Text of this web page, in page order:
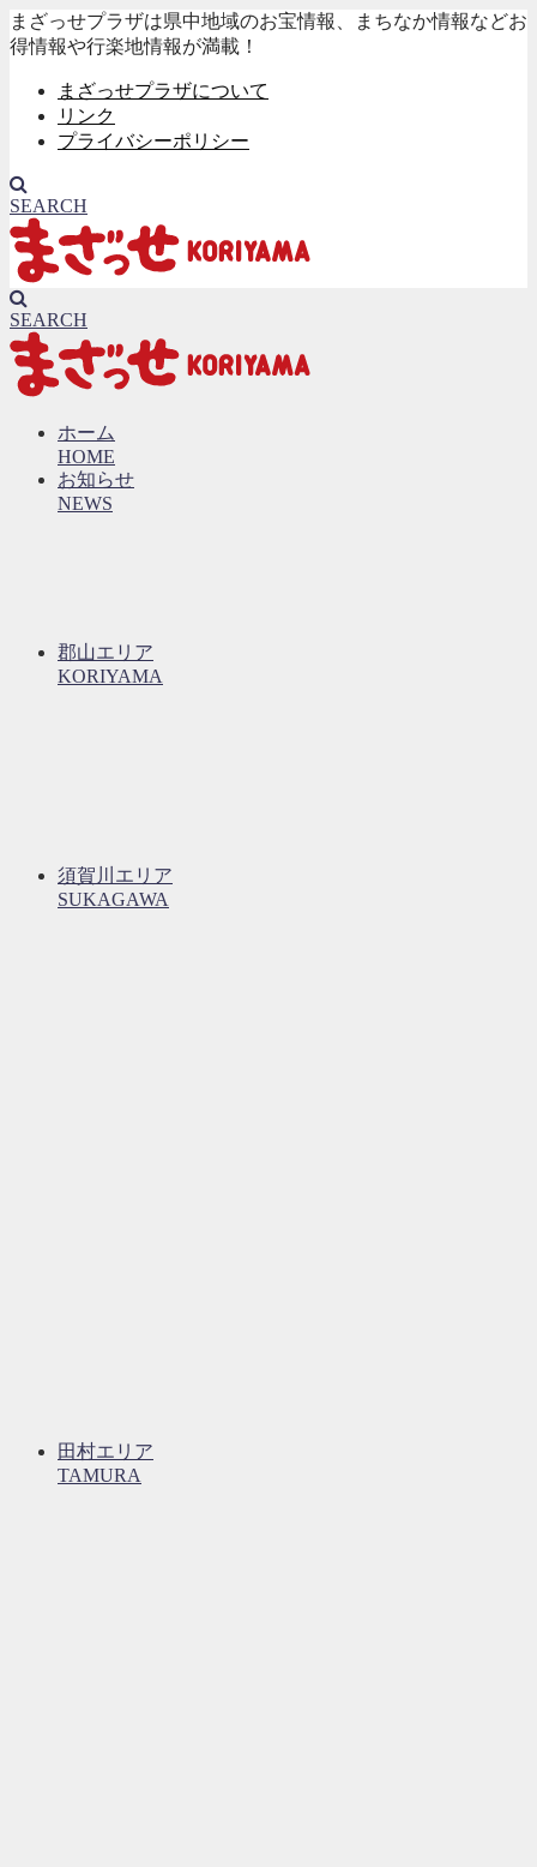
まざっせプラザは県中地域のお宝情報、まちなか情報などお
得情報や行楽地情報が満載！
まざっせプラザについて
リンク
プライバシーポリシー
SEARCH
SEARCH
ホーム
HOME
お知らせ
NEWS
郡山エリア
KORIYAMA
須賀川エリア
SUKAGAWA
田村エリア
TAMURA